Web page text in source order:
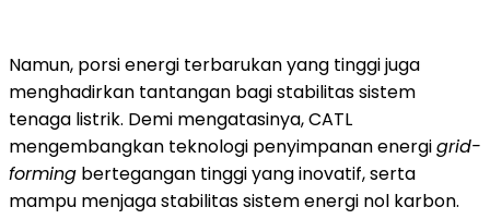
Namun, porsi energi terbarukan yang tinggi juga
menghadirkan tantangan bagi stabilitas sistem
tenaga listrik. Demi mengatasinya, CATL
mengembangkan teknologi penyimpanan energigrid-
forming bertegangan tinggi yang inovatif, serta
mampu menjaga stabilitas sistem energi nol karbon.